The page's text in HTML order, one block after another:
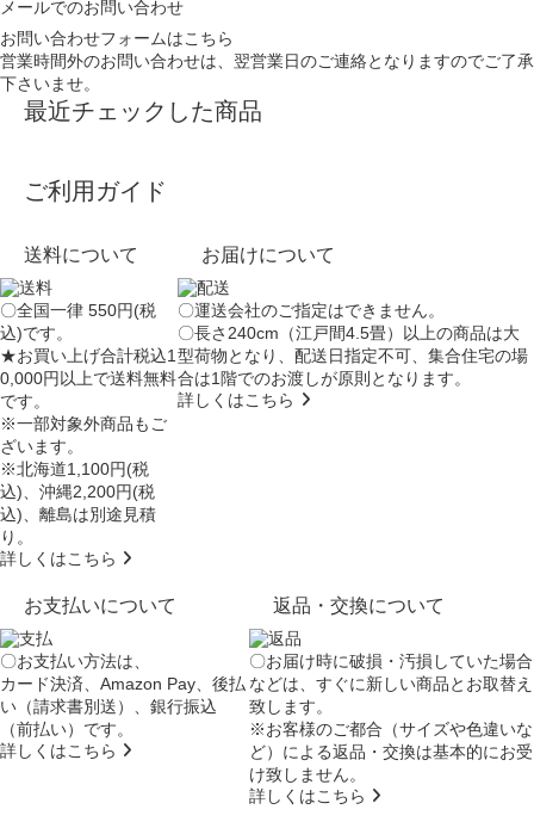
メールでのお問い合わせ
お問い合わせフォームはこちら
営業時間外のお問い合わせは、翌営業日のご連絡となりますのでご了承
下さいませ。
最近チェックした商品
ご利用ガイド
送料について
〇全国一律 550円(税
込)です。
★お買い上げ合計税込1
0,000円以上で送料無料
です。
※一部対象外商品もご
ざいます。
※北海道1,100円(税
込)、沖縄2,200円(税
込)、離島は別途見積
り。
詳しくはこちら
お届けについて
〇運送会社のご指定はできません。
〇長さ240cm（江戸間4.5畳）以上の商品は大
型荷物となり、配送日指定不可、集合住宅の場
合は1階でのお渡しが原則となります。
詳しくはこちら
お支払いについて
〇お支払い方法は、
カード決済、Amazon Pay、後払
い（請求書別送）、銀行振込
（前払い）です。
詳しくはこちら
返品・交換について
〇お届け時に破損・汚損していた場合
などは、すぐに新しい商品とお取替え
致します。
※お客様のご都合（サイズや色違いな
ど）による返品・交換は基本的にお受
け致しません。
詳しくはこちら